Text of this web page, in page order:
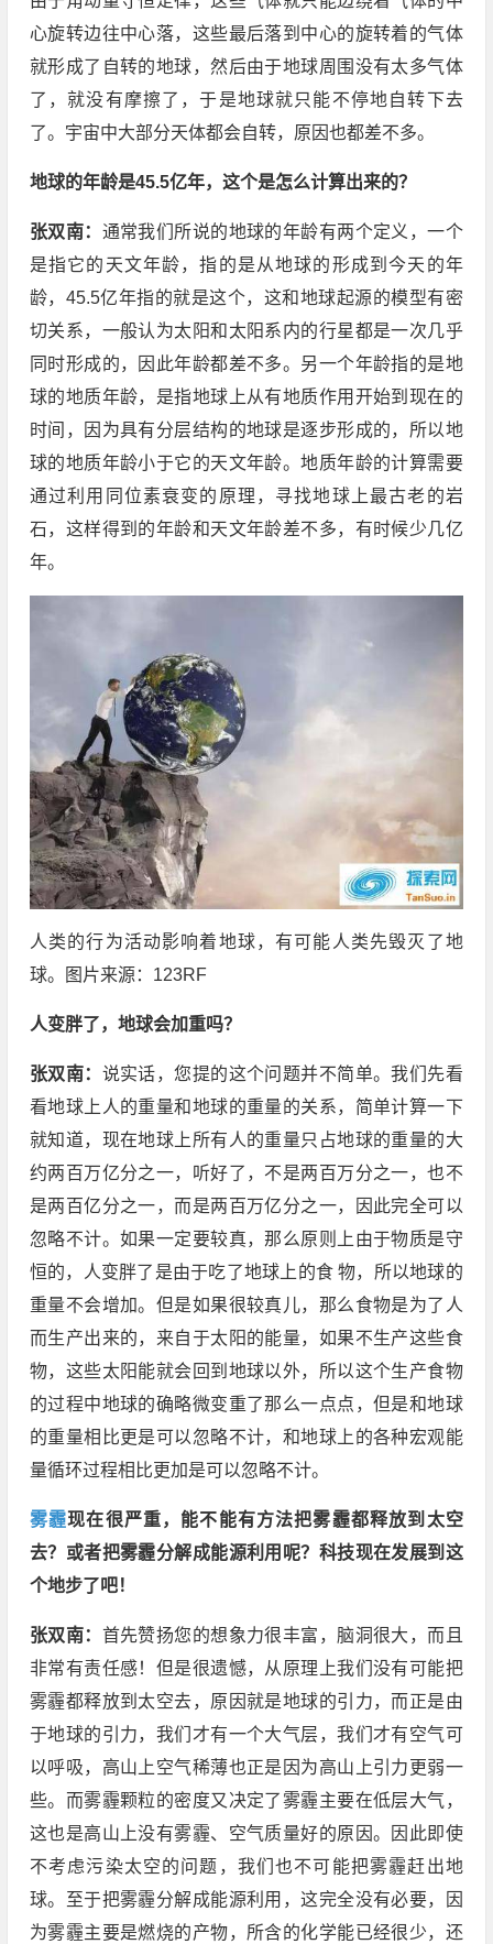
心旋转边往中心落，这些最后落到中心的旋转着的气体
就形成了自转的地球，然后由于地球周围没有太多气体
了，就没有摩擦了，于是地球就只能不停地自转下去
了。宇宙中大部分天体都会自转，原因也都差不多。
地球的年龄是45.5亿年，这个是怎么计算出来的？
张双南： 通常我们所说的地球的年龄有两个定义，一个
是指它的天文年龄，指的是从地球的形成到今天的年
龄，45.5亿年指的就是这个，这和地球起源的模型有密
切关系，一般认为太阳和太阳系内的行星都是一次几乎
同时形成的，因此年龄都差不多。另一个年龄指的是地
球的地质年龄，是指地球上从有地质作用开始到现在的
时间，因为具有分层结构的地球是逐步形成的，所以地
球的地质年龄小于它的天文年龄。地质年龄的计算需要
通过利用同位素衰变的原理，寻找地球上最古老的岩
石，这样得到的年龄和天文年龄差不多，有时候少几亿
年。
人类的行为活动影响着地球，有可能人类先毁灭了地
球。图片来源：123RF
人变胖了，地球会加重吗？
张双南： 说实话，您提的这个问题并不简单。我们先看
看地球上人的重量和地球的重量的关系，简单计算一下
就知道，现在地球上所有人的重量只占地球的重量的大
约两百万亿分之一，听好了，不是两百万分之一，也不
是两百亿分之一，而是两百万亿分之一，因此完全可以
忽略不计。如果一定要较真，那么原则上由于物质是守
恒的，人变胖了是由于吃了地球上的食 物，所以地球的
重量不会增加。但是如果很较真儿，那么食物是为了人
而生产出来的，来自于太阳的能量，如果不生产这些食
物，这些太阳能就会回到地球以外，所以这个生产食物
的过程中地球的确略微变重了那么一点点，但是和地球
的重量相比更是可以忽略不计，和地球上的各种宏观能
量循环过程相比更加是可以忽略不计。
雾霾现在很严重，能不能有方法把雾霾都释放到太空
去？或者把雾霾分解成能源利用呢？科技现在发展到这
个地步了吧！
张双南： 首先赞扬您的想象力很丰富，脑洞很大，而且
非常有责任感！但是很遗憾，从原理上我们没有可能把
雾霾都释放到太空去，原因就是地球的引力，而正是由
于地球的引力，我们才有一个大气层，我们才有空气可
以呼吸，高山上空气稀薄也正是因为高山上引力更弱一
些。而雾霾颗粒的密度又决定了雾霾主要在低层大气，
这也是高山上没有雾霾、空气质量好的原因。因此即使
不考虑污染太空的问题，我们也不可能把雾霾赶出地
球。至于把雾霾分解成能源利用，这完全没有必要，因
为雾霾主要是燃烧的产物，所含的化学能已经很少，还